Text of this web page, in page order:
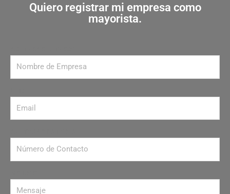
Quiero registrar mi empresa como
mayorista.